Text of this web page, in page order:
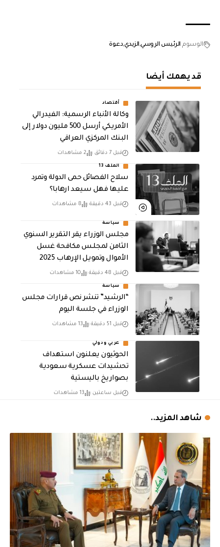
الوسوم الرئيس الروسي الزيديدعوة
قد يهمك أيضا
أقتصاد
وكالة الأنباء الرسمية: الفيدرالي
الأمريكي أرسل 500 مليون دولار إلى
البنك المركزي العراقي
قبل 7 دقائق 2 مشاهدات
الملف 13
سلاح الفصائل حمى الدولة وتمرد
عليها فهل سيعد ارهابا؟
قبل 43 دقيقة 8 مشاهدات
سياسة
مجلس الوزراء يقر التقرير السنوي
الثامن لمجلـس مكافحة غسل
الأموال وتمويـل الإرهـاب 2025
قبل 48 دقيقة 10 مشاهدات
سياسة
“الرشيد” تنشر نص قرارات مجلس
الوزراء في جلسة اليوم
قبل 51 دقيقة 13 مشاهدات
عربي ودولي
الحوثيون يعلنون استهداف
تحشيدات عسكرية سعودية
بصواريخ باليستية
قبل ساعتين 13 مشاهدات
شاهد المزيد..